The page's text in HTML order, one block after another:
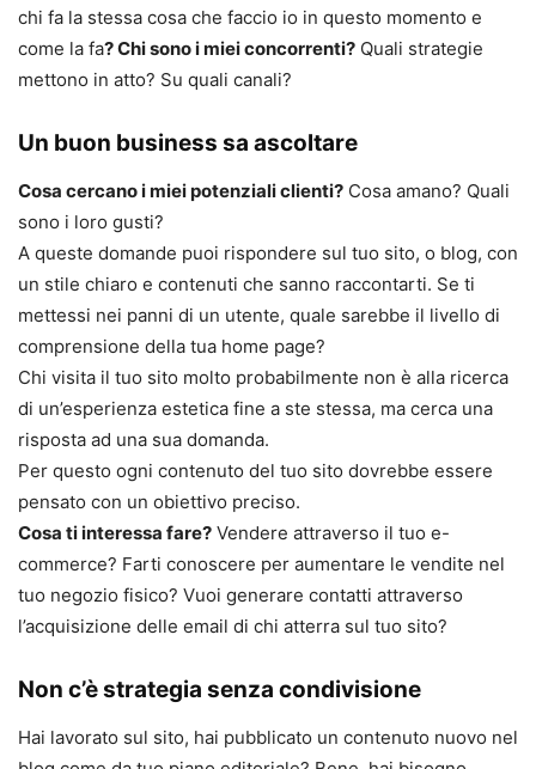
chi fa la stessa cosa che faccio io in questo momento e
come la fa? Chi sono i miei concorrenti? Quali strategie
mettono in atto? Su quali canali?
Un buon business sa ascoltare
Cosa cercano i miei potenziali clienti? Cosa amano? Quali
sono i loro gusti?
A queste domande puoi rispondere sul tuo sito, o blog, con
un stile chiaro e contenuti che sanno raccontarti. Se ti
mettessi nei panni di un utente, quale sarebbe il livello di
comprensione della tua home page?
Chi visita il tuo sito molto probabilmente non è alla ricerca
di un’esperienza estetica fine a ste stessa, ma cerca una
risposta ad una sua domanda.
Per questo ogni contenuto del tuo sito dovrebbe essere
pensato con un obiettivo preciso.
Cosa ti interessa fare? Vendere attraverso il tuo e-
commerce? Farti conoscere per aumentare le vendite nel
tuo negozio fisico? Vuoi generare contatti attraverso
l’acquisizione delle email di chi atterra sul tuo sito?
Non c’è strategia senza condivisione
Hai lavorato sul sito, hai pubblicato un contenuto nuovo nel